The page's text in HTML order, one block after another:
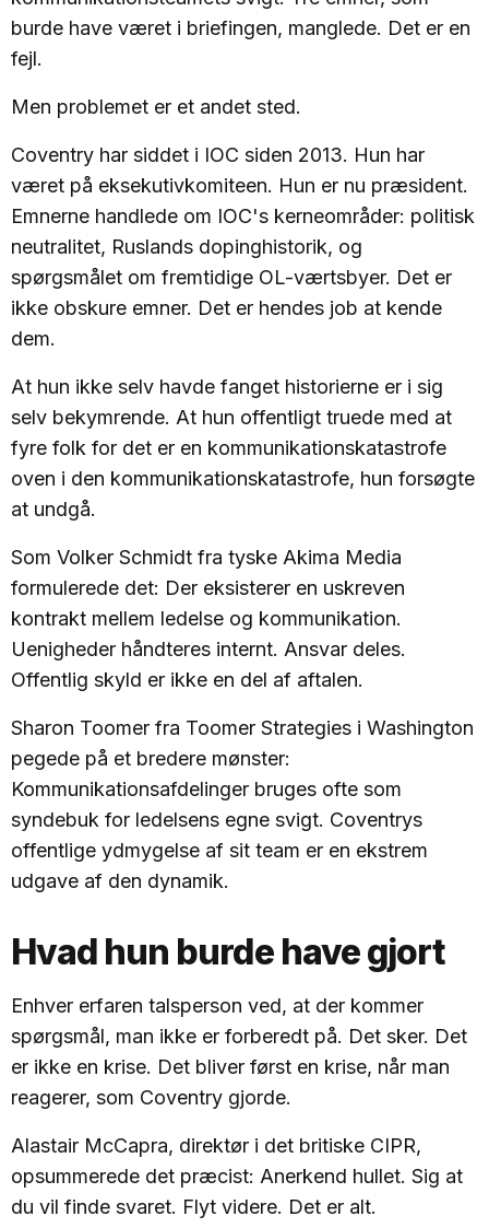
burde have været i briefingen, manglede. Det er en
fejl.
Men problemet er et andet sted.
Coventry har siddet i IOC siden 2013. Hun har
været på eksekutivkomiteen. Hun er nu præsident.
Emnerne handlede om IOC's kerneområder: politisk
neutralitet, Ruslands dopinghistorik, og
spørgsmålet om fremtidige OL-værtsbyer. Det er
ikke obskure emner. Det er hendes job at kende
dem.
At hun ikke selv havde fanget historierne er i sig
selv bekymrende. At hun offentligt truede med at
fyre folk for det er en kommunikationskatastrofe
oven i den kommunikationskatastrofe, hun forsøgte
at undgå.
Som Volker Schmidt fra tyske Akima Media
formulerede det: Der eksisterer en uskreven
kontrakt mellem ledelse og kommunikation.
Uenigheder håndteres internt. Ansvar deles.
Offentlig skyld er ikke en del af aftalen.
Sharon Toomer fra Toomer Strategies i Washington
pegede på et bredere mønster:
Kommunikationsafdelinger bruges ofte som
syndebuk for ledelsens egne svigt. Coventrys
offentlige ydmygelse af sit team er en ekstrem
udgave af den dynamik.
Hvad hun burde have gjort
Enhver erfaren talsperson ved, at der kommer
spørgsmål, man ikke er forberedt på. Det sker. Det
er ikke en krise. Det bliver først en krise, når man
reagerer, som Coventry gjorde.
Alastair McCapra, direktør i det britiske CIPR,
opsummerede det præcist: Anerkend hullet. Sig at
du vil finde svaret. Flyt videre. Det er alt.